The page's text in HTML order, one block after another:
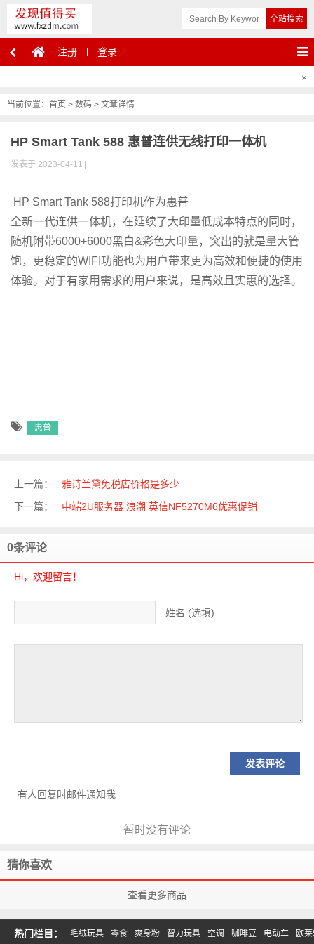
注册 登录
×
当前位置： 首页 > 数码 > 文章详情
HP Smart Tank 588 惠普连供无线打印一体机
发表于 2023-04-11
HP Smart Tank 588打印机作为惠普
全新一代连供一体机，在延续了大印量低成本特点的同时，
随机附带6000+6000黑白&彩色大印量，突出的就是量大管
饱，更稳定的WIFI功能也为用户带来更为高效和便捷的使用
体验。对于有家用需求的用户来说，是高效且实惠的选择。
惠普
上一篇：
雅诗兰黛免税店价格是多少
下一篇：
中端2U服务器 浪潮 英信NF5270M6优惠促销
0条评论
Hi，欢迎留言！
姓名 (选填)
有人回复时邮件通知我
暂时没有评论
猜你喜欢
查看更多商品
热门栏目： 毛绒玩具 零食 爽身粉 智力玩具 空调 咖啡豆 电动车 欧